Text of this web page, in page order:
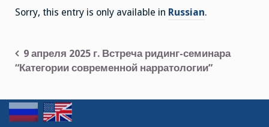
Встреча
ридинг-
нарратологии”
Sorry, this entry is only available in Russian.
Post
9 апреля 2025 г. Встреча ридинг-семинара
“Категории современной нарратологии”